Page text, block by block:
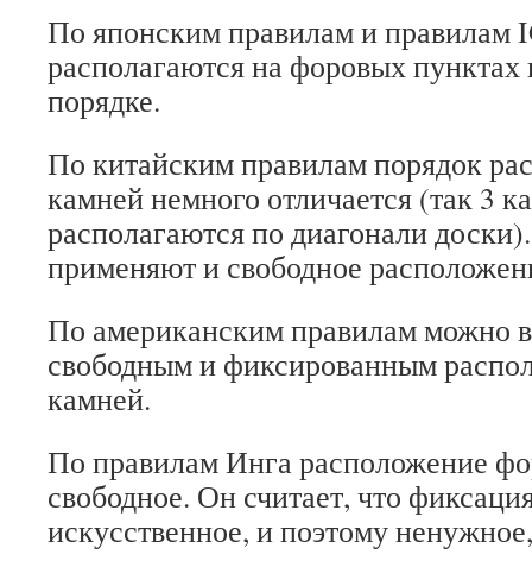
По японским правилам и правилам
располагаются на форовых
порядке.
По китайским правилам порядок
камней немного отличается (так 3
располагаются по диагонали
применяют и свободное
По американским правилам можно
свободным и фиксированным
камней.
По правилам Инга расположение
свободное. Он считает, что
искусственное, и поэтому